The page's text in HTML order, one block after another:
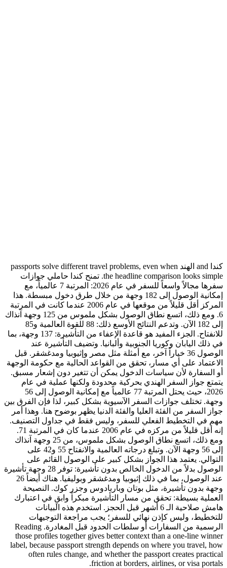
كندا and الهند passports solve different travel problems, even when
the headline comparison looks simple. تمنح كندا حاملي جوازات
سفرها مجالاً واسعاً للسفر في عام 2026: المرتبة 7 عالمياً، مع
إمكانية الوصول إلى 182 وجهة من خلال طرق دخول مبسطة. هذا
المركز أقل قليلاً من موقعها في عام 2006 عندما كانت في المرتبة
6. ومع ذلك، اتسع نطاق الوصول بشكل ملموس من 125 وجهة آنذاك
إلى 182 الآن. وتدعم النتائج الأوسع ذلك: 88 للقوة العالمية و85
للانفتاح. الجزء المفيد هو قاعدة الإعفاء من التأشيرة: 137 وجهة، بما
في ذلك اليابان وكوريا الجنوبية وألبانيا. وتضيف التأشيرة عند
الوصول 36 خياراً آخر، مع أمثلة مثل مصر وإثيوبيا ومدغشقر. قبل
الاعتماد على أي مسار، تحقق من القواعد الحالية مع حكومة الوجهة
أو السفارة لأن سياسات الدخول يمكن أن تتغير دون إشعار مسبق.
يتمتع جواز السفر الهندي بحركية محدودة ولكنها عملية في عام
2026، حيث يحتل المرتبة 77 عالمياً مع إمكانية الوصول إلى 56
وجهة. تختلف جوازات السفر الآسيوية بشكل كبير، لذا فإن الفرق بين
جواز السفر من الفئة العليا والفئة الدنيا يظهر بوضوح هنا. وهذا أمر
مهم في التخطيط الفعلي للسفر، وليس فقط في جداول التصنيف.
إنه أقل قليلاً من مركزه في عام 2006 عندما كان في المرتبة 71.
ومع ذلك، اتسع نطاق الوصول بشكل ملموس، من 25 وجهة آنذاك
إلى 56 وجهة الآن. وتبلغ درجاته العالمية والانفتاح 55 و42 على
التوالي. يعتمد هذا الجواز بشكل كبير على الوصول القائم على
الوصول بدلاً من الدخول الخالص بدون تأشيرة: توفر 28 وجهة تأشيرة
عند الوصول، بما في ذلك إثيوبيا ومدغشقر وبوليفيا. هناك أيضاً 26
وجهة بدون تأشيرة، مثل بوتان وباربادوس وجزر كوك. النصيحة
العملية بسيطة: تحقق من مسار التأشيرة مبكراً وابقِ في اعتبارك
هامش صلاحية الـ 6 أشهر قبل الحجز. استخدم هذه البيانات
للتخطيط، وليس كإذن نهائي للسفر؛ يجب مراجعة التوجيهات
الرسمية من السفارات أو سلطات الحدود قبل المغادرة. Reading
those profiles together gives better context than a one-line winner
label, because passport strength depends on where you travel, how
often rules change, and whether the passport creates practical
friction at borders, airlines, or visa portals.